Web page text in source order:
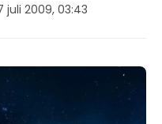
juli 2009, 03:43